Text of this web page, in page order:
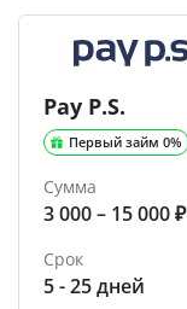
Pay P.S.
Первый займ 0%
Сумма
3 000 – 15 000 ₽
Срок
5 - 25 дней